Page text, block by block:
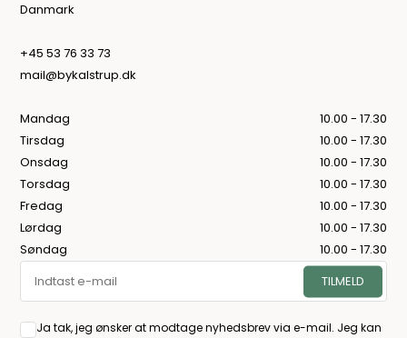
Danmark
+45 53 76 33 73
mail@bykalstrup.dk
Mandag
10.00 - 17.30
Tirsdag
10.00 - 17.30
Onsdag
10.00 - 17.30
Torsdag
10.00 - 17.30
Fredag
10.00 - 17.30
Lørdag
10.00 - 17.30
Søndag
10.00 - 17.30
Ja tak, jeg ønsker at modtage nyhedsbrev via e-mail. Jeg kan